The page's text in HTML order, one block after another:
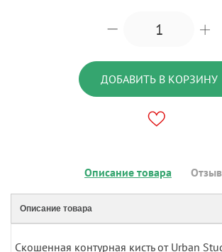
ДОБАВИТЬ В КОРЗИНУ
Описание товара
Описание товара
Скошенная контурная кисть от Urban